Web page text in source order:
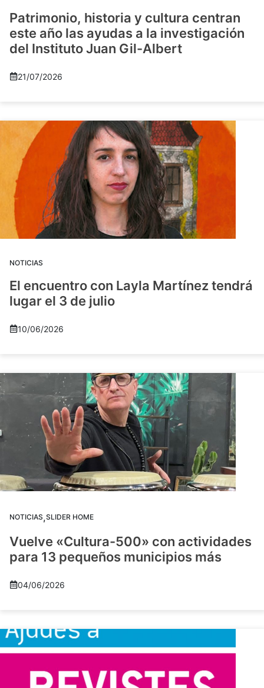
Patrimonio, historia y cultura centran
este año las ayudas a la investigación
del Instituto Juan Gil-Albert
21/07/2026
NOTICIAS
El encuentro con Layla Martínez tendrá
lugar el 3 de julio
10/06/2026
NOTICIAS,SLIDER HOME
Vuelve «Cultura-500» con actividades
para 13 pequeños municipios más
04/06/2026